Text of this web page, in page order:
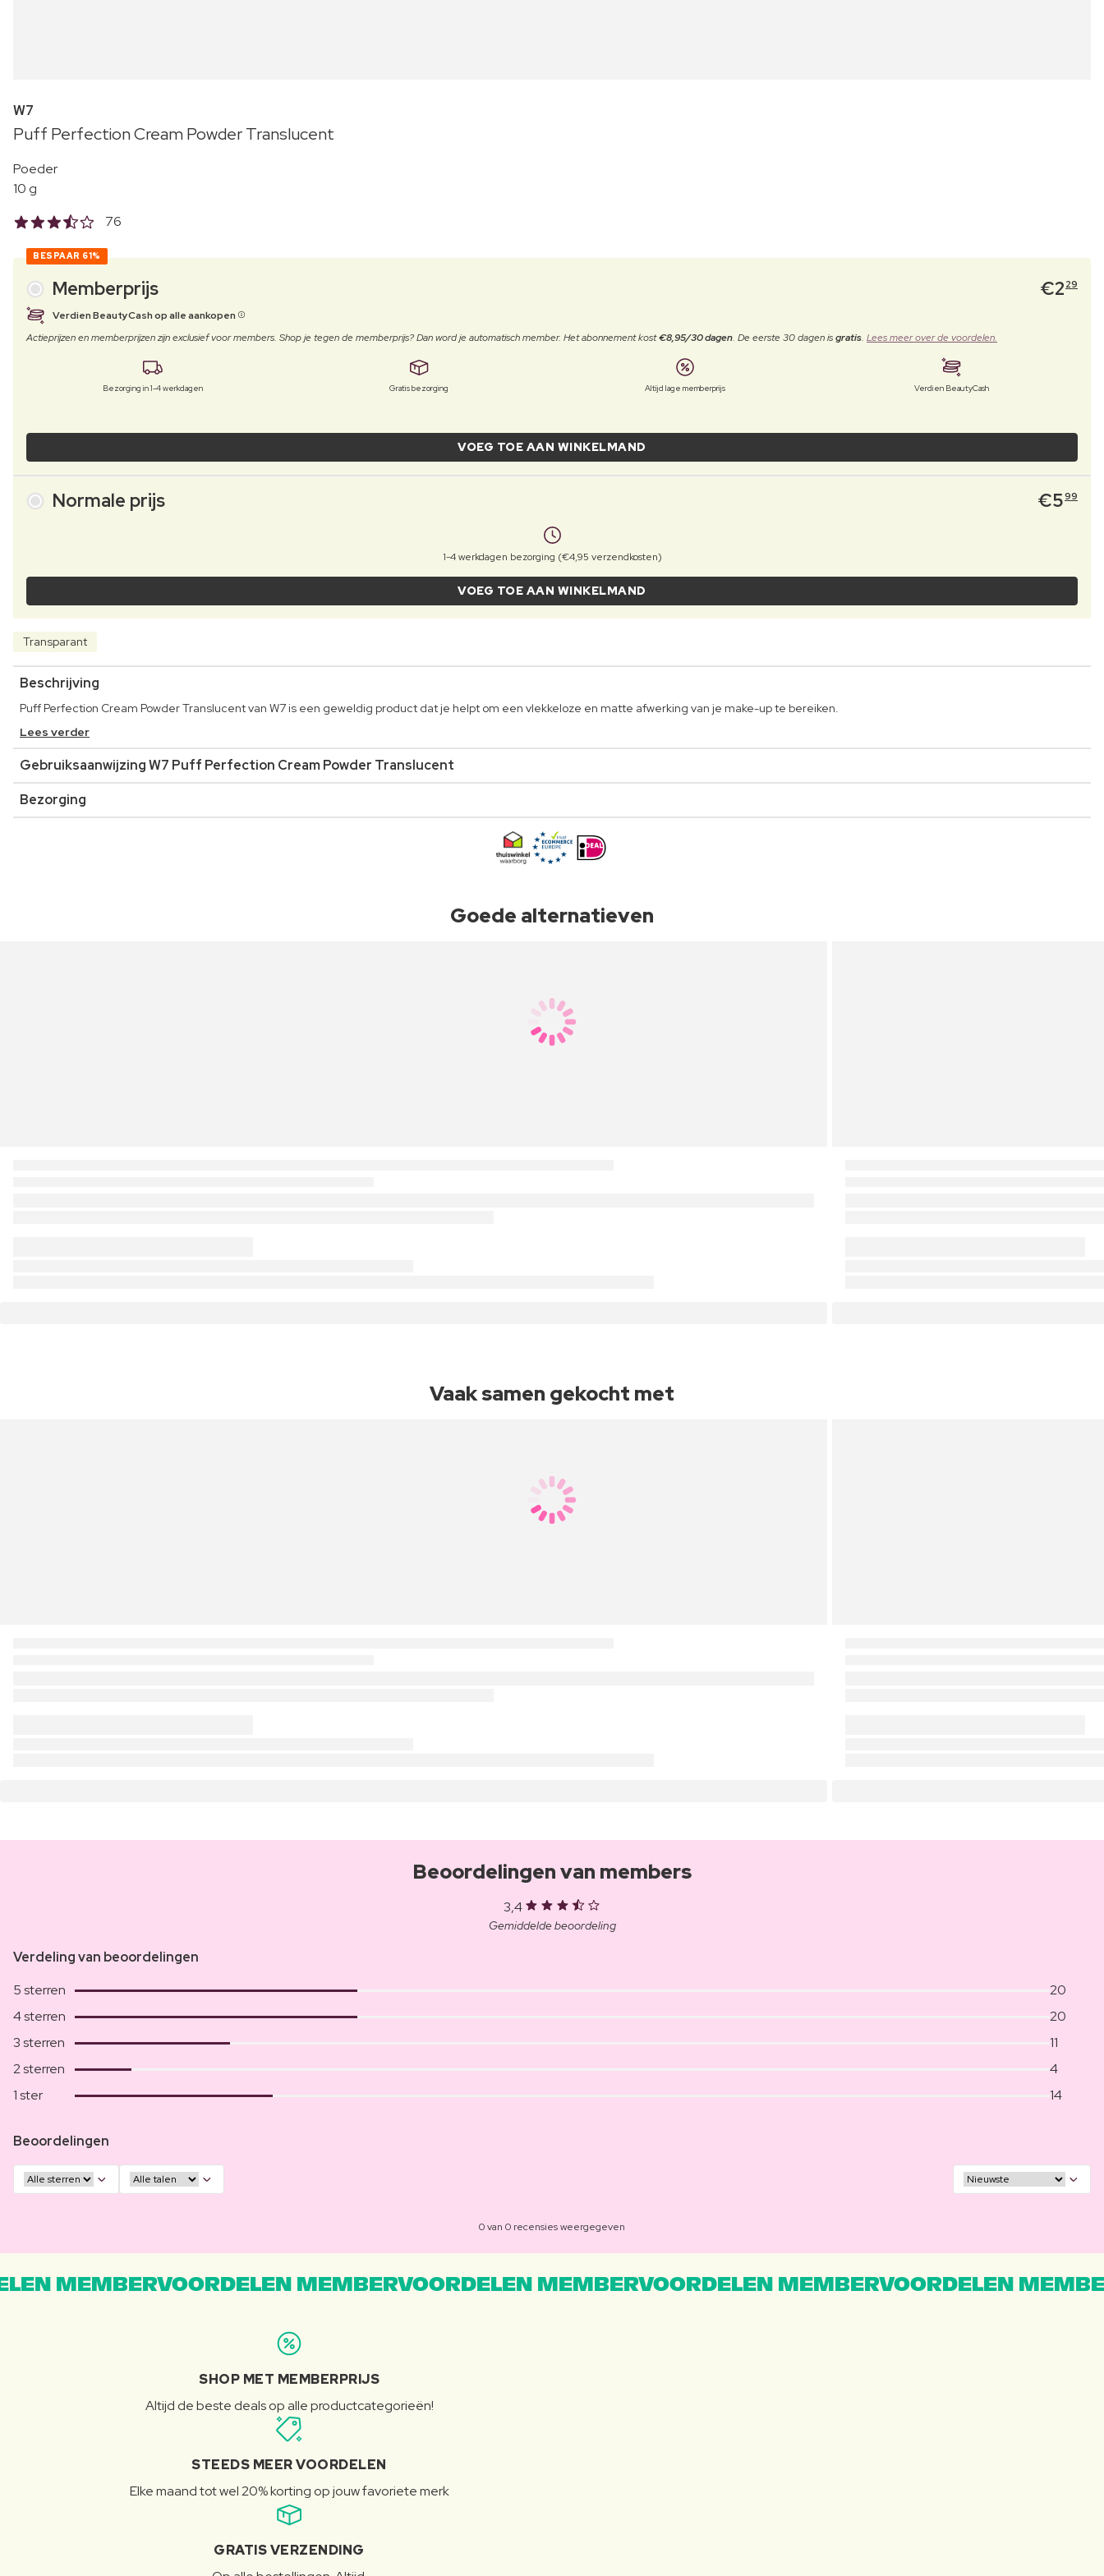
W7
Puff Perfection Cream Powder Translucent
Poeder
10 g
76
BESPAAR 61%
Memberprijs €2 29
Verdien BeautyCash op alle aankopen
Actieprijzen en memberprijzen zijn exclusief voor members. Shop je tegen de memberprijs? Dan word je automatisch member. Het abonnement kost€8,95/30 dagen. De eerste 30 dagen isgratis. Lees meer over de voordelen.
Bezorging in 1-4 werkdagen Gratis bezorging Altijd lage memberprijs Verdien BeautyCash
VOEG TOE AAN WINKELMAND
Normale prijs €599
1-4 werkdagen bezorging (€4,95 verzendkosten)
VOEG TOE AAN WINKELMAND
Transparant
Beschrijving
Puff Perfection Cream Powder Translucent van W7 is een geweldig product dat je helpt om een vlekkeloze en matte afwerking van je make-up te bereiken.
Lees verder
Gebruiksaanwijzing W7 Puff Perfection Cream Powder Translucent
Bezorging
Goede alternatieven
Vaak samen gekocht met
Beoordelingen van members
3,4
Gemiddelde beoordeling
Verdeling van beoordelingen
5 sterren
20
4 sterren
20
3 sterren
11
2 sterren
4
1 ster
14
Beoordelingen
0 van 0 recensies weergegeven
MEMBERVOORDELEN MEMBERVOORDELEN MEMBERVOORDELEN MEMBERVOORDELEN
SHOP MET MEMBERPRIJS
Altijd de beste deals op alle productcategorieën!
STEEDS MEER VOORDELEN
Elke maand tot wel 20% korting op jouw favoriete merk
GRATIS VERZENDING